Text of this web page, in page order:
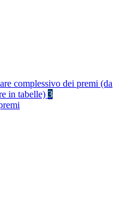
complessivo dei premi (da
in tabelle) 3